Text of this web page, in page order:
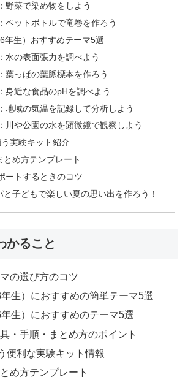
野菜で染め物をしよう
ペットボトルで竜巻を作ろう
年生）おすすめテーマ5選
水の表面張力を調べよう
葉っぱの葉脈標本を作ろう
身近な食品のpHを調べよう
地域の気温を記録して分析しよう
川や公園の水を顕微鏡で観察しよう
実験キット紹介
とめ方テンプレート
ートするときのコツ
と子どもで楽しい夏の思い出を作ろう！
かること
の選び方のコツ
生）におすすめの簡単テーマ5選
生）におすすめのテーマ5選
・手順・まとめ方のポイント
便利な実験キット情報
め方テンプレート